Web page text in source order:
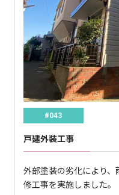
#043
戸建外装工事
外部塗装の劣化により
修工事を実施しました。